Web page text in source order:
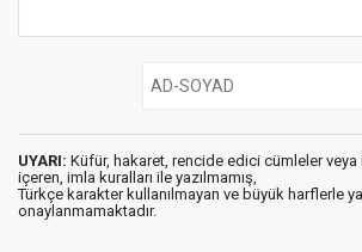
UYARI: Küfür, hakaret, rencide edici cümleler veya
içeren, imla kuralları ile yazılmamış,
Türkçe karakter kullanılmayan ve büyük harflerle
onaylanmamaktadır.